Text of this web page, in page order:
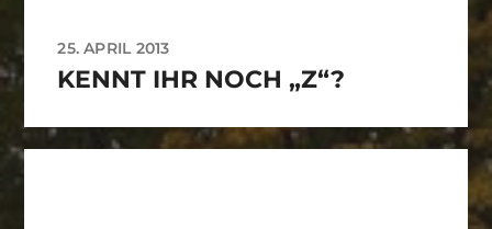
25. APRIL 2013
KENNT IHR NOCH „Z“?